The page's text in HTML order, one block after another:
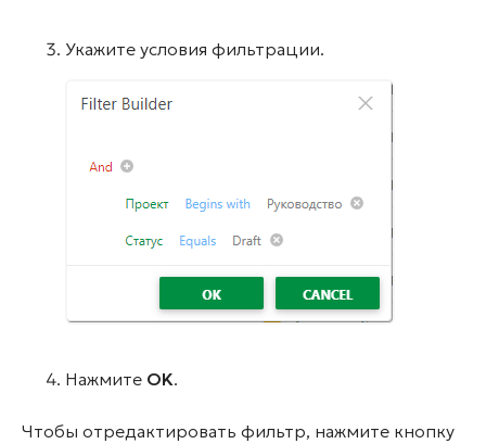
Укажите условия фильтрации.
Нажмите OK.
Чтобы отредактировать фильтр, нажмите кнопку